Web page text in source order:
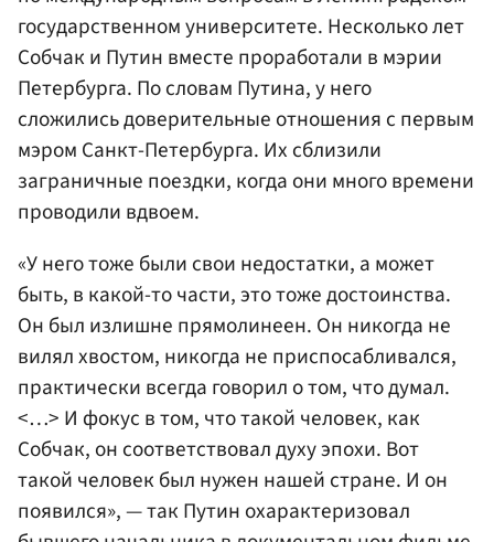
государственном университете. Несколько лет
Собчак и Путин вместе проработали в мэрии
Петербурга. По словам Путина, у него
сложились доверительные отношения с первым
мэром Санкт-Петербурга. Их сблизили
заграничные поездки, когда они много времени
проводили вдвоем.
«У него тоже были свои недостатки, а может
быть, в какой-то части, это тоже достоинства.
Он был излишне прямолинеен. Он никогда не
вилял хвостом, никогда не приспосабливался,
практически всегда говорил о том, что думал.
<…> И фокус в том, что такой человек, как
Собчак, он соответствовал духу эпохи. Вот
такой человек был нужен нашей стране. И он
появился», — так Путин охарактеризовал